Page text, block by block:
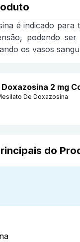
é indicado
podendo
os vasos
2 mg
De Doxazosina
do